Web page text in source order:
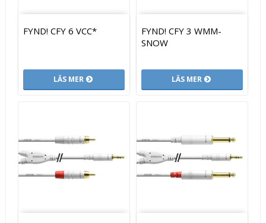
FYND! CFY 6 VCC*
LÄS MER
FYND! CFY 3 WMM-
SNOW
LÄS MER